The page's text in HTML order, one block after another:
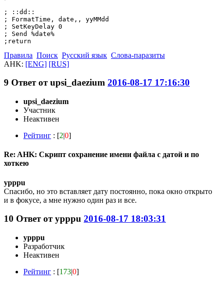
; ::dd::
; FormatTime, date,, yyMMdd
; SetKeyDelay 0
; Send %date%
;return
Правила Поиск Русский язык Слова-паразиты
AHK: [ENG] [RUS]
9 Ответ отupsi_daezium 2016-08-17 17:16:30
upsi_daezium
Участник
Неактивен
Рейтинг : [2|0]
Re: AHK: Скрипт сохранение имени файла с датой и по
хоткею
ypppu
Спасибо, но это вставляет дату постоянно, пока окно открыто
и в фокусе, а мне нужно один раз и все.
10 Ответ отypppu 2016-08-17 18:03:31
ypppu
Разработчик
Неактивен
Рейтинг : [173|0]